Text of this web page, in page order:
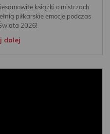
książki o mistrzach
piłkarskie emocje podczas
2026!
dalej